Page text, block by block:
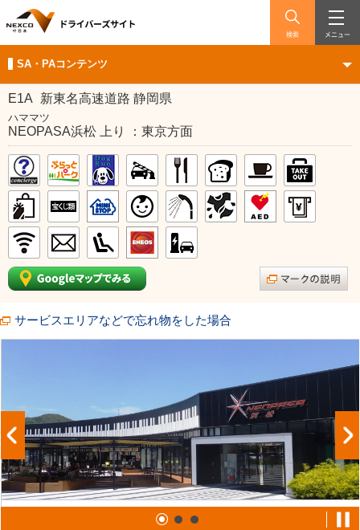
検索 メニュー
SA・PAコンテンツ
E1A 新東名高速道路 静岡県
ハママツ
NEOPASA浜松 上り ：東京方面
サービスエリアなどで忘れ物をした場合